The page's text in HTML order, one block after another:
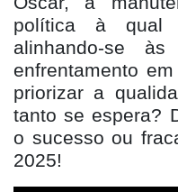
política à qual
alinhando-se
enfrentamento
priorizar a
tanto se espera?
o sucesso ou
2025!